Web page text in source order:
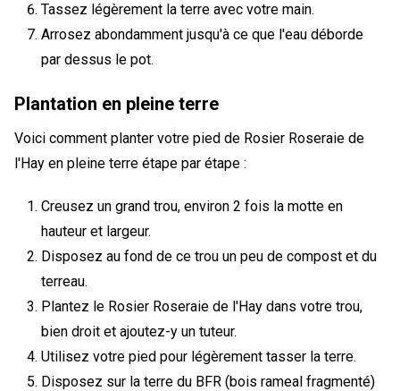
Tassez légèrement la terre avec votre main.
Arrosez abondamment jusqu'à ce que l'eau déborde
par dessus le pot.
Plantation en pleine terre
Voici comment planter votre pied de Rosier Roseraie de
l'Hay en pleine terre étape par étape :
Creusez un grand trou, environ 2 fois la motte en
hauteur et largeur.
Disposez au fond de ce trou un peu de compost et du
terreau.
Plantez le Rosier Roseraie de l'Hay dans votre trou,
bien droit et ajoutez-y un tuteur.
Utilisez votre pied pour légèrement tasser la terre.
Disposez sur la terre du BFR (bois rameal fragmenté)